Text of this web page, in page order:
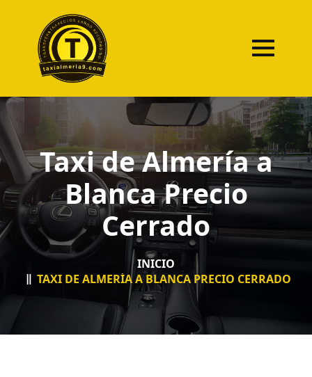
Taxi de Almería a
Blanca Precio
Cerrado
INICIO
TAXI DE ALMERÍA A BLANCA PRECIO CERRADO